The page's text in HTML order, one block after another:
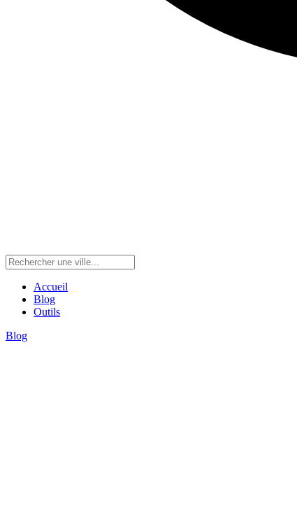
Accueil
Blog
Outils
Blog